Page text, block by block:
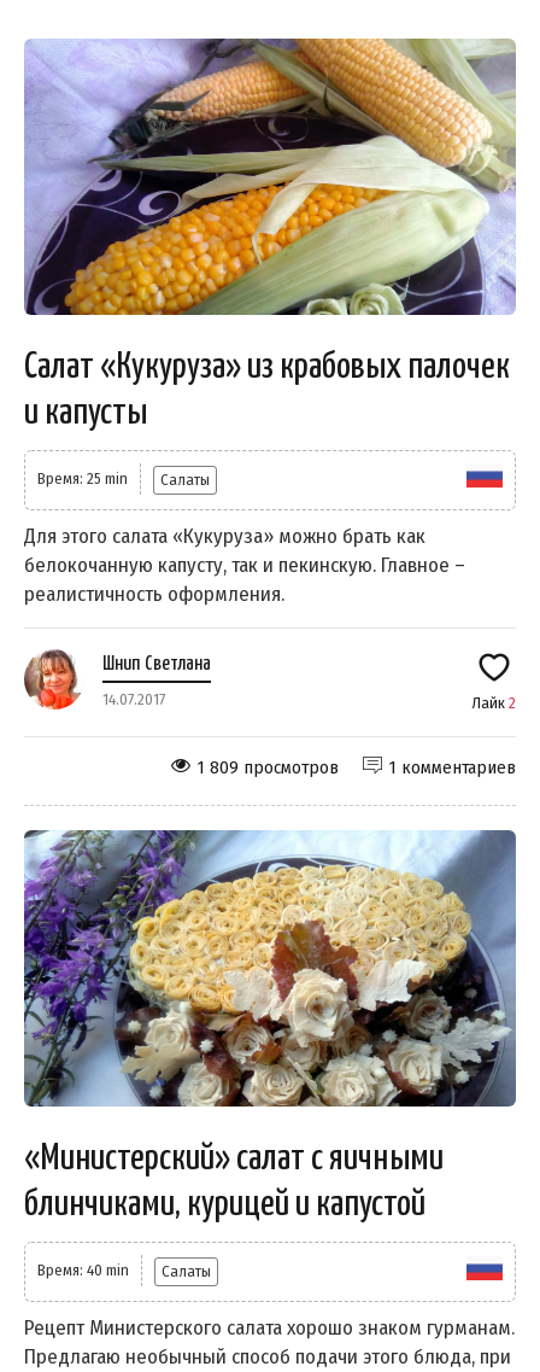
Салат «Кукуруза» из крабовых палочек
и капусты
Время: 25 min Салаты
Для этого салата «Кукуруза» можно брать как
белокочанную капусту, так и пекинскую. Главное –
реалистичность оформления.
Шнип Светлана
14.07.2017 Лайк 2
1 комментариев
1 809 просмотров
«Министерский» салат с яичными
блинчиками, курицей и капустой
Время: 40 min Салаты
Рецепт Министерского салата хорошо знаком гурманам.
Предлагаю необычный способ подачи этого блюда, при